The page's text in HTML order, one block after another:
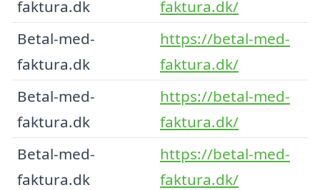
faktura.dk
faktura.dk/
Betal-med-
faktura.dk
https://betal-med-
faktura.dk/
Betal-med-
faktura.dk
https://betal-med-
faktura.dk/
Betal-med-
faktura.dk
https://betal-med-
faktura.dk/